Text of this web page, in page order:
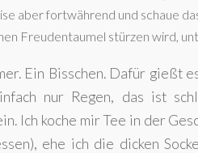
aber fortwährend und schaue
Freudentaumel stürzen wird,
Ein Bisschen. Dafür gießt
nur Regen, das ist
Ich koche mir Tee in der
ehe ich die dicken